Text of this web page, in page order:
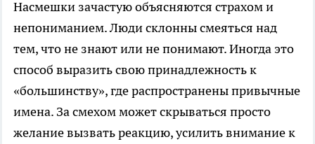
Насмешки зачастую объясняются страхом и
непониманием. Люди склонны смеяться над
тем, что не знают или не понимают. Иногда это
способ выразить свою принадлежность к
«большинству», где распространены привычные
имена. За смехом может скрываться просто
желание вызвать реакцию, усилить внимание к